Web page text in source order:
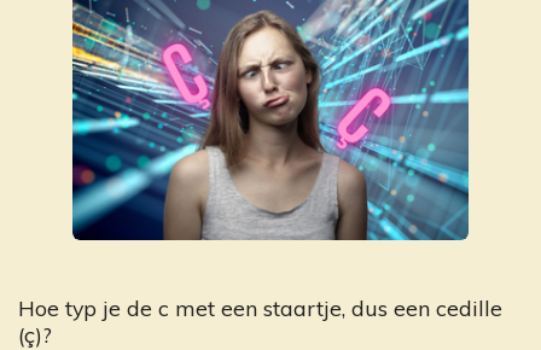
Hoe typ je de c met een staartje, dus een cedille
(ç)?